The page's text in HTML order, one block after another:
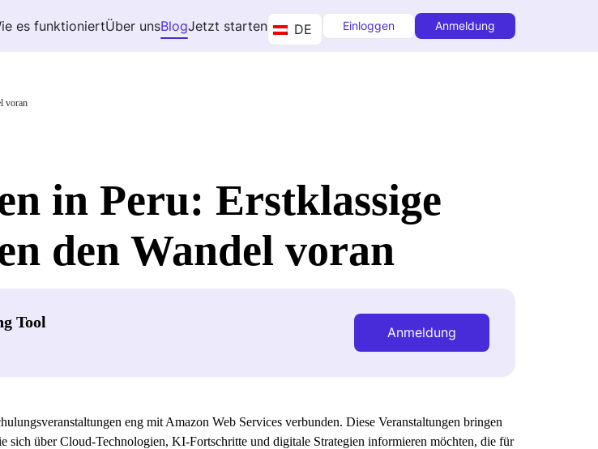
es funktioniertÜber unsBlogJetzt starten DE Einloggen Anmeldung
voran
in Peru: Erstklassige
den Wandel voran
Tool
Anmeldung
eng mit Amazon Web Services verbunden. Diese Veranstaltungen bringen
sich über Cloud-Technologien, KI-Fortschritte und digitale Strategien informieren möchten, die für